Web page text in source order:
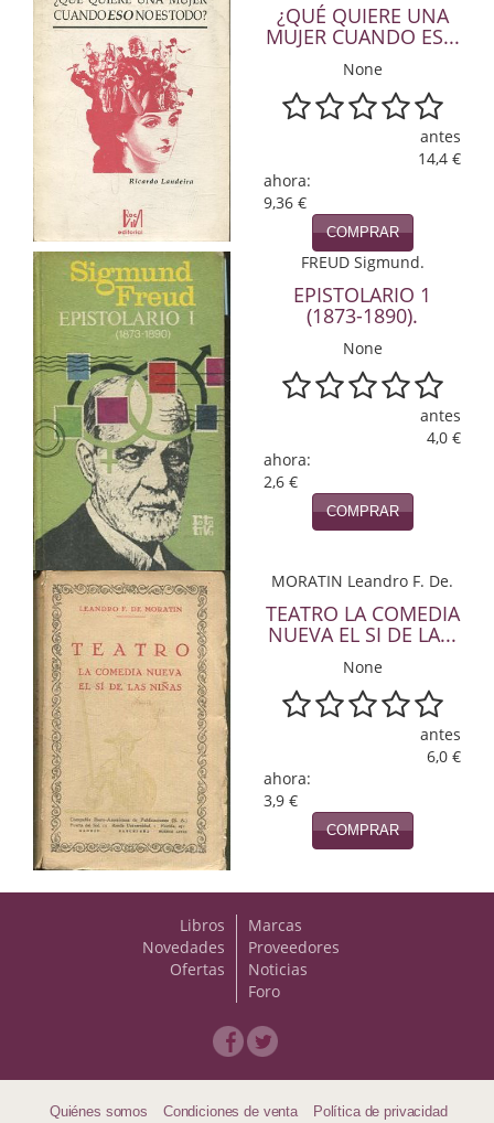
Historia
historia
Infantil y juvenil
Infantil y juvenil. Nuevo!!
Infantil y juvenil. Nuevo!!!
Informática
Literatura fantástica
Literatura hispanoamericana
Mafia y espionaje
Matemáticas
Medicina
Música
Naturaleza
Novela Extranjera
Novela fantástica
Novela histórica
Novela negra
Novela romántica
Papás, Mamás, bebés...
¿QUÉ QUIERE UNA
MUJER CUANDO ES...
None
antes
14,4 €
ahora:
9,36 €
COMPRAR
FREUD Sigmund.
EPISTOLARIO 1
(1873-1890).
None
antes
4,0 €
ahora:
2,6 €
COMPRAR
MORATIN Leandro F. De.
TEATRO LA COMEDIA
NUEVA EL SI DE LA...
None
antes
6,0 €
ahora:
3,9 €
COMPRAR
Libros
Novedades
Ofertas
Marcas
Proveedores
Noticias
Foro
Quiénes somos Condiciones de venta Política de privacidad